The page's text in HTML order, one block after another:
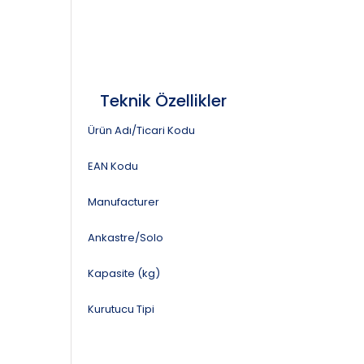
Teknik Özellikler
Ürün Adı/Ticari Kodu
EAN Kodu
Manufacturer
Ankastre/Solo
Kapasite (kg)
Kurutucu Tipi